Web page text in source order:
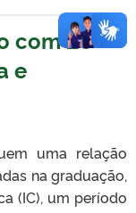
com 28
e
uma relação
na graduação,
(IC), um período